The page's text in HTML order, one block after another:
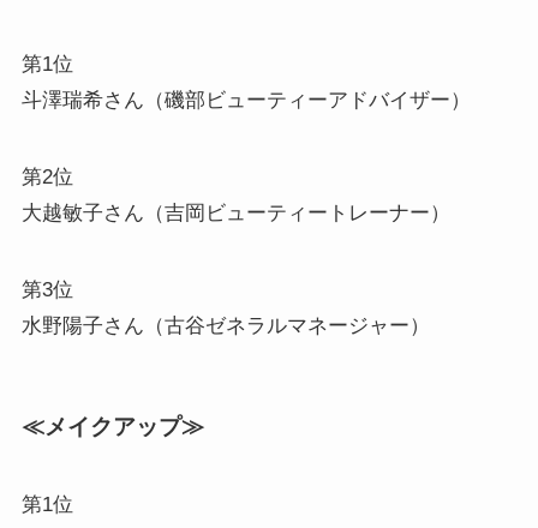
第1位
斗澤瑞希さん（磯部ビューティーアドバイザー）
第2位
大越敏子さん（吉岡ビューティートレーナー）
第3位
水野陽子さん（古谷ゼネラルマネージャー）
≪メイクアップ≫
第1位